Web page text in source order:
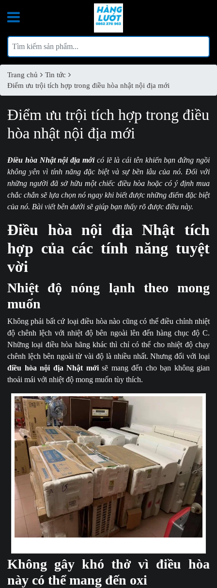
Trang chủ
Tin tức
Điểm ưu trội tích hợp trong điều hòa nhật nội địa mới
Điểm ưu trội tích hợp trong điều
hòa nhật nội địa mới
Điều hòa Nhật nội địa mớicó lẽ là cái tên khiến bạn đứng ngồi
không yên vì tính năng đặc biệt và sự bền lâu của nó. Đối với
những người đã sở hữu một chiếc điều hòa hoặc có ý định mua
chắc chắn sẽ lựa chọn nó ngay khi biết được những điểm đặc biệt
của nó. Bài viết bên dưới sẽ giúp bạn thấy rõ được điều này.
Điều hòa nội địa Nhật tích
hợp của các tính năng tuyệt
vời
Nhiệt độ nóng lạnh theo mong
muốn
Không phải bất cứ loại điều hòa nào cũng có thể điều chỉnh nhiệt
độ chênh lệch với nhiệt độ bên ngoài lên đến hàng chục độ C.
Những loại điều hòa hãng khác thì chỉ có thể cho nhiệt độ chạy
chênh lệch bên ngoài từ vài độ là nhiều nhất. Nhưng đối với loại
điều hòa nội địa Nhật mớisẽ mang đến cho bạn không gian
thoải mái với nhiệt độ mong muốn tùy thích.
Không gây khó thở vì điều hòa
này có thể mang đến oxi